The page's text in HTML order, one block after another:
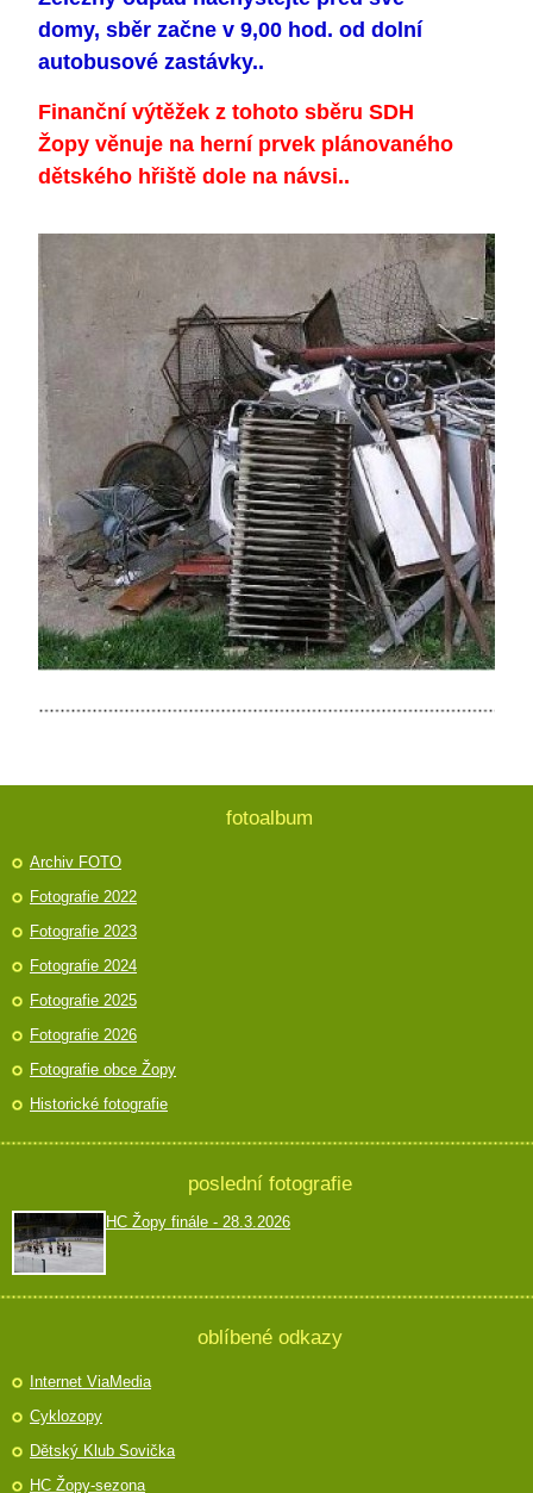
domy, sběr začne v 9,00 hod. od dolní
autobusové zastávky..
Finanční výtěžek z tohoto sběru SDH
Žopy věnuje na herní prvek plánovaného
dětského hřiště dole na návsi..
fotoalbum
Archiv FOTO
Fotografie 2022
Fotografie 2023
Fotografie 2024
Fotografie 2025
Fotografie 2026
Fotografie obce Žopy
Historické fotografie
poslední fotografie
HC Žopy finále - 28.3.2026
oblíbené odkazy
Internet ViaMedia
Cyklozopy
Dětský Klub Sovička
HC Žopy-sezona